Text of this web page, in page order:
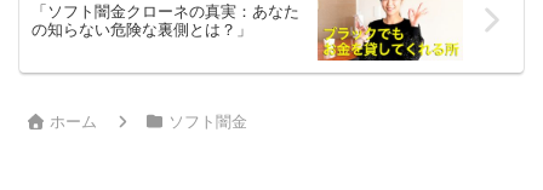
「ソフト闇金クローネの真実：あなた
の知らない危険な裏側とは？」
ホーム ソフト闇金